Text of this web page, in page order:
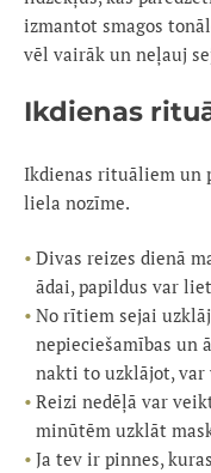
izmantot smagos
vēl vairāk un neļauj
Ikdienas
Ikdienas rituāliem un
liela nozīme.
Divas reizes dienā
ādai, papildus var
No rītiem sejai
nepieciešamības un
nakti to uzklājot, var
Reizi nedēļā var
minūtēm uzklāt
Ja tev ir pinnes,